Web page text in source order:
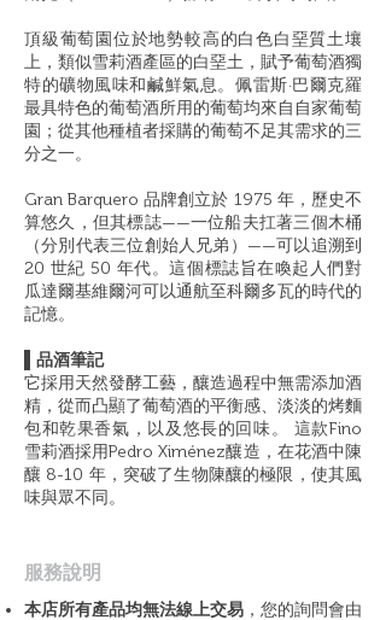
頂級葡萄園位於地勢較高的白色白堊質土壤
上，類似雪莉酒產區的白堊土，賦予葡萄酒獨
特的礦物風味和鹹鮮氣息。佩雷斯·巴爾克羅
最具特色的葡萄酒所用的葡萄均來自自家葡萄
園；從其他種植者採購的葡萄不足其需求的三
分之一。
Gran Barquero 品牌創立於 1975 年，歷史不
算悠久，但其標誌——一位船夫扛著三個木桶
（分別代表三位創始人兄弟）——可以追溯到
20 世紀 50 年代。這個標誌旨在喚起人們對
瓜達爾基維爾河可以通航至科爾多瓦的時代的
記憶。
品酒筆記
它採用天然發酵工藝，釀造過程中無需添加酒
精，從而凸顯了葡萄酒的平衡感、淡淡的烤麵
包和乾果香氣，以及悠長的回味。 這款Fino
雪莉酒採用Pedro Ximénez釀造，在花酒中陳
釀 8-10 年，突破了生物陳釀的極限，使其風
味與眾不同。
​服務說明
本店所有產品均無法線上交易 ，您的詢問會由